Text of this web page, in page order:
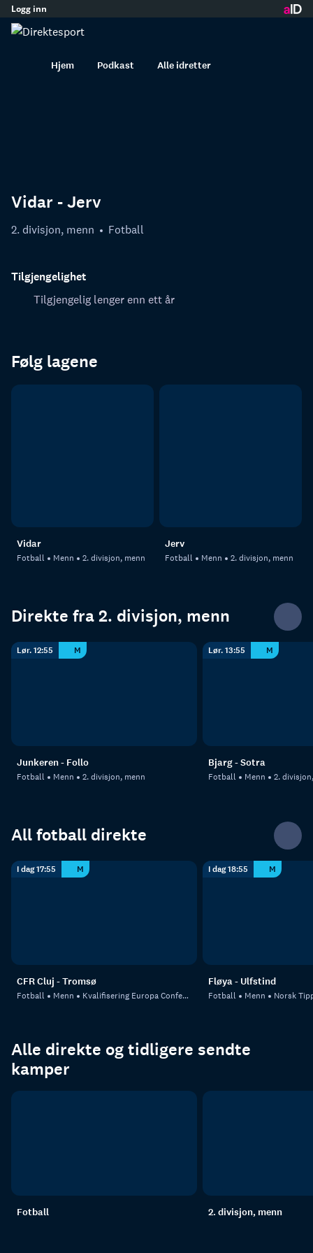
innhold
Logg inn
Hjem Podkast Alle idretter
Vidar - Jerv
2. divisjon, menn Fotball
Tilgjengelighet
Tilgjengelig lenger enn ett år
Følg lagene
Vidar
Fotball Menn 2. divisjon, menn
Jerv
Fotball Menn 2. divisjon, menn
Direkte fra 2. divisjon, menn
Lør. 12:55 M
Junkeren - Follo
Fotball Menn 2. divisjon, menn
Lør. 13:55 M
Bjarg - Sotra
Fotball Menn 2.
All fotball direkte
I dag 17:55 M
CFR Cluj - Tromsø
Fotball Menn Kvalifisering Europa Conference League
I dag 18:55 M
Fløya - Ulfstind
Fotball Menn Norsk
Alle direkte og tidligere sendte
kamper
Fotball 2. divisjon, menn